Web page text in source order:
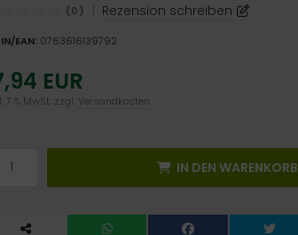
(0) Rezension schreiben
EAN: 0763616139792
EUR
7 % MwSt. zzgl. Versandkosten
IN DEN WARENKORB